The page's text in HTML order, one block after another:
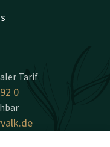
Tarif
0